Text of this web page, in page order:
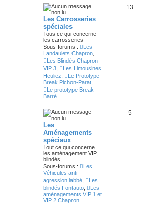
Les Carrosseries
spéciales
Tous ce qui concerne
les carrosseries
Sous-forums :
Les
Landaulets Chapron
Les Blindés Chapron
VIP 3
Les Limousines
Heuliez
Le Prototype
Break Pichon-Parat
Le prototype Break
Barré
13
Les
Aménagements
spéciaux
Tout ce qui concerne
les aménagement VIP,
blindés,...
Sous-forums :
Les
Véhicules anti-
agression labbé
Les
blindés Fontauto
Les
aménagements VIP 1 et
VIP 2 Chapron
5